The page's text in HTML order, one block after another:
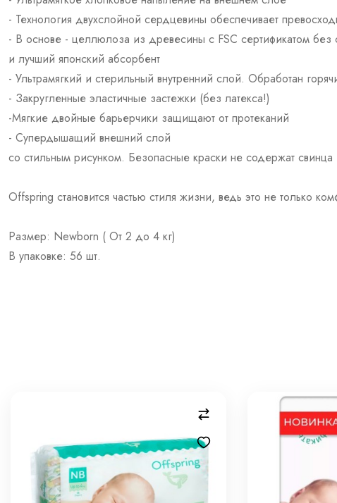
- Технология двухслойной сердцевины обеспечивает
- В основе - целлюлоза из древесины с FSC сертификатом без
и лучший японский абсорбент
- Ультрамягкий и стерильный внутренний слой. Обработан
- Закругленные эластичные застежки (без латекса!)
-Мягкие двойные барьерчики защищают от протеканий
- Супердышащий внешний слой
со стильным рисунком. Безопасные краски не содержат свинца
Offspring становится частью стиля жизни, ведь это не только
Размер: Newborn ( От 2 до 4 кг)
В упаковке: 56 шт.